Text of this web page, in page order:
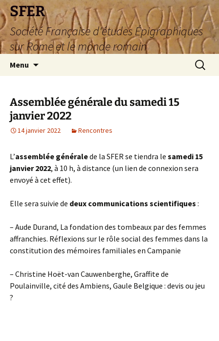
SFER
Société Française d'études Épigraphiques
sur Rome et le monde romain
Menu
Assemblée générale du samedi 15
janvier 2022
14 janvier 2022 Rencontres
L’assemblée généralede la SFER se tiendra le samedi 15
janvier 2022, à 10 h, à distance (un lien de connexion sera
envoyé à cet effet).
Elle sera suivie de deux communications scientifiques :
– Aude Durand, La fondation des tombeaux par des femmes
affranchies. Réflexions sur le rôle social des femmes dans la
constitution des mémoires familiales en Campanie
– Christine Hoët-van Cauwenberghe, Graffite de
Poulainville, cité des Ambiens, Gaule Belgique : devis ou jeu
?